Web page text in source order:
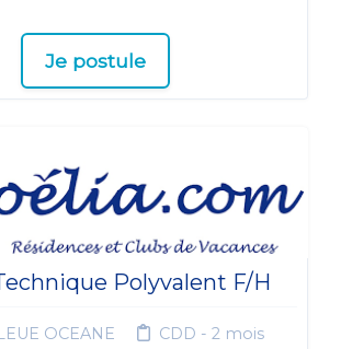
Je postule
Polyvalent F/H
OCEANE
CDD - 2 mois